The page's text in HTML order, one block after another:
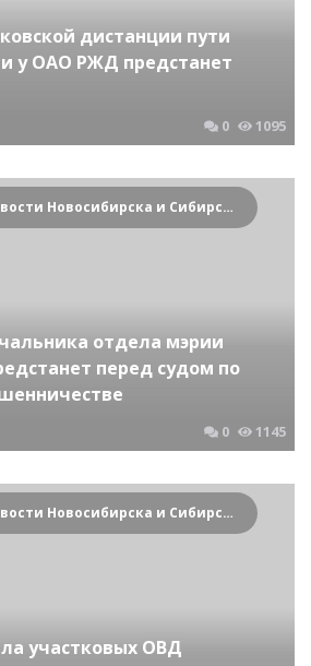
дистанции пути
у ОАО РЖД предстанет
0 1095
Криминальные новости Новосибирска и Сибирского региона
отдела мэрии
перед судом по
0 1145
Криминальные новости Новосибирска и Сибирского региона
участковых ОВД